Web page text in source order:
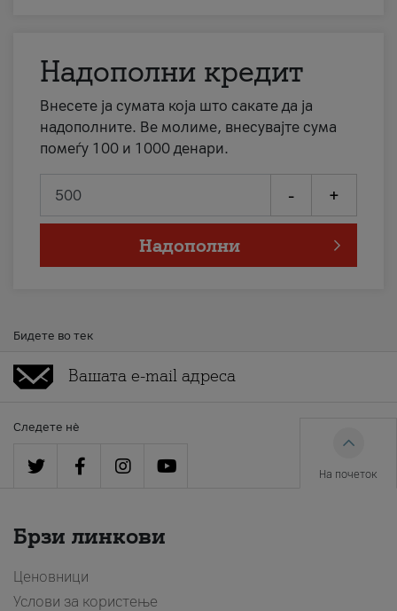
Надополни кредит
Внесете ја сумата која што сакате да ја
надополните. Ве молиме, внесувајте сума
помеѓу 100 и 1000 денари.
- +
Надополни
Бидете во тек
Следете нè
На почеток
Брзи линкови
Ценовници
Услови за користење